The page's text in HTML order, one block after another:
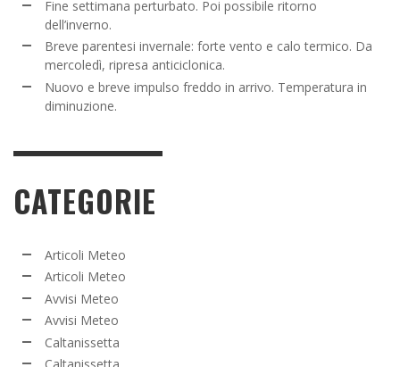
Fine settimana perturbato. Poi possibile ritorno
dell’inverno.
Breve parentesi invernale: forte vento e calo termico. Da
mercoledì, ripresa anticiclonica.
Nuovo e breve impulso freddo in arrivo. Temperatura in
diminuzione.
CATEGORIE
Articoli Meteo
Articoli Meteo
Avvisi Meteo
Avvisi Meteo
Caltanissetta